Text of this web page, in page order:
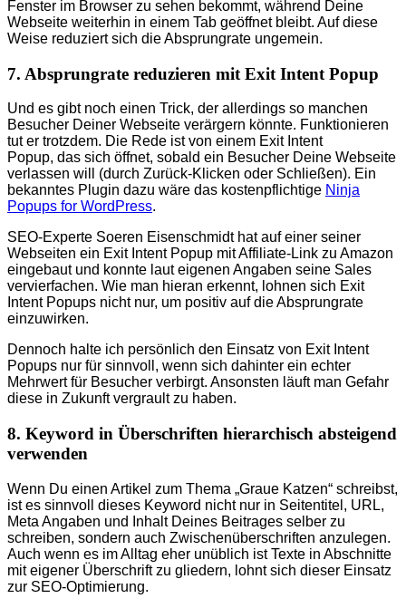
Fenster im Browser zu sehen bekommt, während Deine
Webseite weiterhin in einem Tab geöffnet bleibt. Auf diese
Weise reduziert sich die Absprungrate ungemein.
7. Absprungrate reduzieren mit Exit Intent Popup
Und es gibt noch einen Trick, der allerdings so manchen
Besucher Deiner Webseite verärgern könnte. Funktionieren
tut er trotzdem. Die Rede ist von einem Exit Intent
Popup, das sich öffnet, sobald ein Besucher Deine Webseite
verlassen will (durch Zurück-Klicken oder Schließen). Ein
bekanntes Plugin dazu wäre das kostenpflichtige Ninja
Popups for WordPress.
SEO-Experte Soeren Eisenschmidt hat auf einer seiner
Webseiten ein Exit Intent Popup mit Affiliate-Link zu Amazon
eingebaut und konnte laut eigenen Angaben seine Sales
vervierfachen. Wie man hieran erkennt, lohnen sich Exit
Intent Popups nicht nur, um positiv auf die Absprungrate
einzuwirken.
Dennoch halte ich persönlich den Einsatz von Exit Intent
Popups nur für sinnvoll, wenn sich dahinter ein echter
Mehrwert für Besucher verbirgt. Ansonsten läuft man Gefahr
diese in Zukunft vergrault zu haben.
8. Keyword in Überschriften hierarchisch absteigend
verwenden
Wenn Du einen Artikel zum Thema „Graue Katzen“ schreibst,
ist es sinnvoll dieses Keyword nicht nur in Seitentitel, URL,
Meta Angaben und Inhalt Deines Beitrages selber zu
schreiben, sondern auch Zwischenüberschriften anzulegen.
Auch wenn es im Alltag eher unüblich ist Texte in Abschnitte
mit eigener Überschrift zu gliedern, lohnt sich dieser Einsatz
zur SEO-Optimierung.